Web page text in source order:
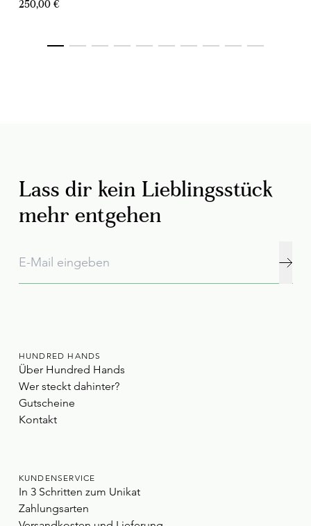
250,00 €
HUNDRED HANDS
Über Hundred Hands
Wer steckt dahinter?
Gutscheine
Kontakt
KUNDENSERVICE
In 3 Schritten zum Unikat
Zahlungsarten
Lass dir kein Lieblingsstück
mehr entgehen